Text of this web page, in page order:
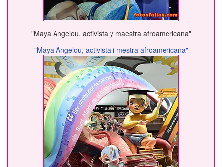
"Maya Angelou, activista y maestra afroamericana"
"Maya Angelou, activista i mestra afroamericana"